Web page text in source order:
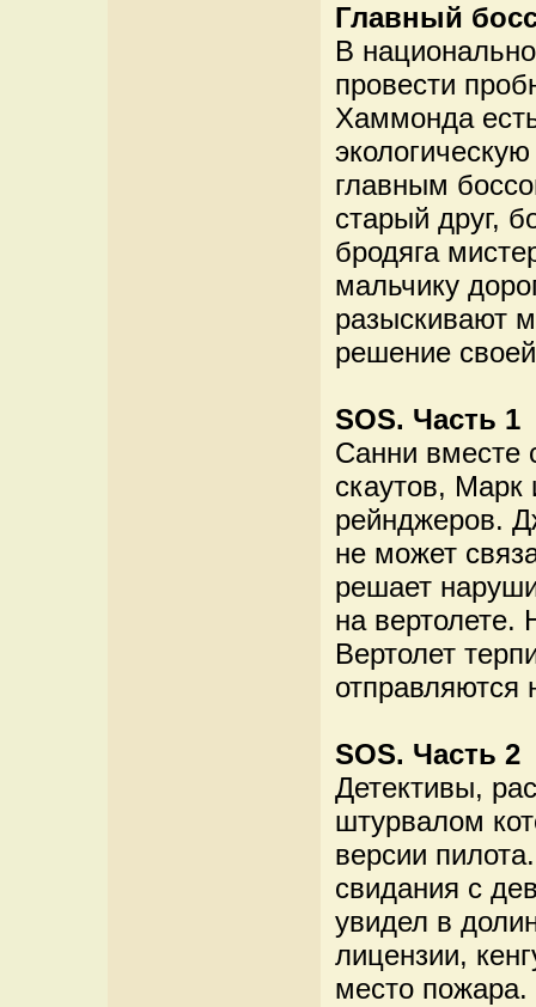
Главный
В
провести
Хаммонда
главным
старый друг,
бродяга
мальчику
разыскивают
решение
SOS. Часть 1
Санни вместе
скаутов,
рейнджеров.
не может
решает
на вертолете.
Вертолет
отправляются
SOS. Часть 2
Детективы,
штурвалом
версии
свидания с
увидел в
лицензии,
место